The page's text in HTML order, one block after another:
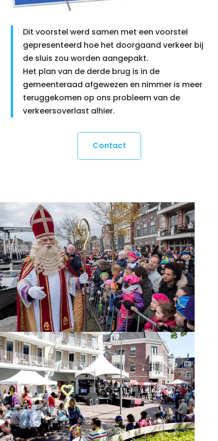
Dit voorstel werd samen met een voorstel
gepresenteerd hoe het doorgaand verkeer bij
de sluis zou worden aangepakt.
Het plan van de derde brug is in de
gemeenteraad afgewezen en nimmer is meer
teruggekomen op ons probleem van de
verkeersoverlast alhier.
Contact